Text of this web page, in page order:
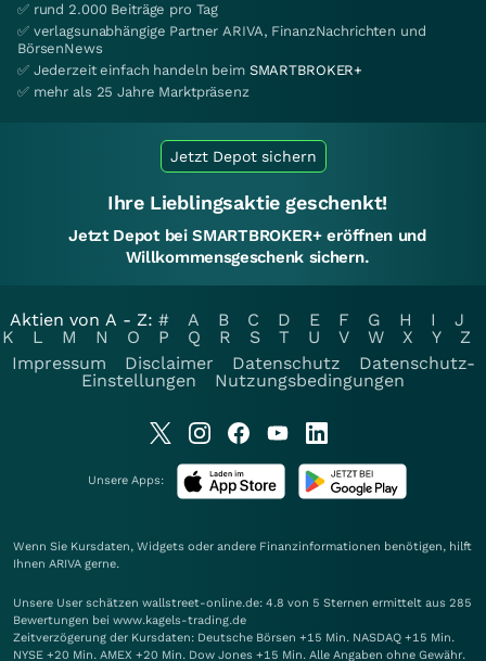
✅ rund 2.000 Beiträge pro Tag
✅ verlagsunabhängige Partner ARIVA, FinanzNachrichten und
BörsenNews
✅ Jederzeit einfach handeln beim SMARTBROKER+
✅ mehr als 25 Jahre Marktpräsenz
Jetzt Depot sichern
Ihre Lieblingsaktie geschenkt!
Jetzt Depot bei SMARTBROKER+ eröffnen und
Willkommensgeschenk sichern.
Aktien von A - Z: # A B C D E F G H I
J
K
L M N O P Q R S T U V W X Y
Z
Impressum
Disclaimer Datenschutz
Datenschutz-
Einstellungen
Nutzungsbedingungen
Unsere Apps:
Wenn Sie Kursdaten, Widgets oder andere Finanzinformationen benötigen, hilft
Ihnen ARIVA gerne.
Unsere User schätzen wallstreet-online.de: 4.8 von 5 Sternen ermittelt aus 285
Bewertungen bei www.kagels-trading.de
Zeitverzögerung der Kursdaten: Deutsche Börsen +15 Min. NASDAQ +15 Min.
NYSE +20 Min. AMEX +20 Min. Dow Jones +15 Min. Alle Angaben ohne Gewähr.